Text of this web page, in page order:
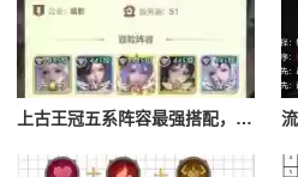
上古王冠五系阵容最强搭配，上古王冠五星排行